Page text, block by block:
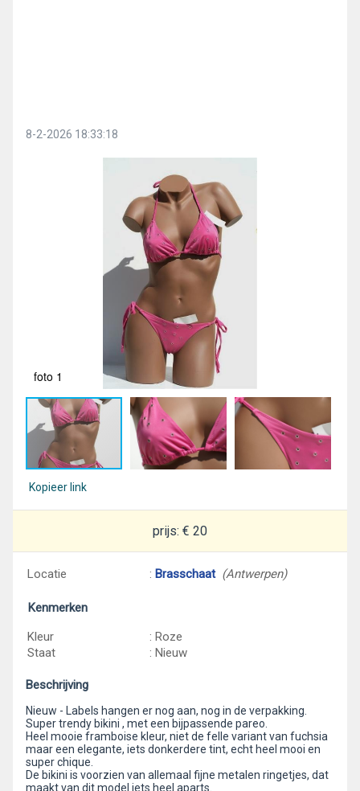
8-2-2026 18:33:18
foto 1
Kopieer link
prijs: € 20
Locatie : Brasschaat (Antwerpen)
Kenmerken
Kleur
: Roze
Staat
: Nieuw
Beschrijving
Nieuw - Labels hangen er nog aan, nog in de verpakking.
Super trendy bikini , met een bijpassende pareo.
Heel mooie framboise kleur, niet de felle variant van fuchsia
maar een elegante, iets donkerdere tint, echt heel mooi en
super chique.
De bikini is voorzien van allemaal fijne metalen ringetjes, dat
maakt van dit model iets heel aparts.